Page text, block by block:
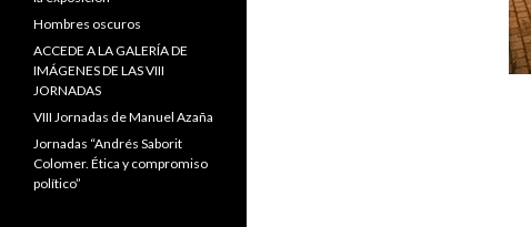
Hombres oscuros
ACCEDE A LA GALERÍA DE
IMÁGENES DE LAS VIII
JORNADAS
VIII Jornadas de Manuel Azaña
Jornadas “Andrés Saborit
Colomer. Ética y compromiso
político”